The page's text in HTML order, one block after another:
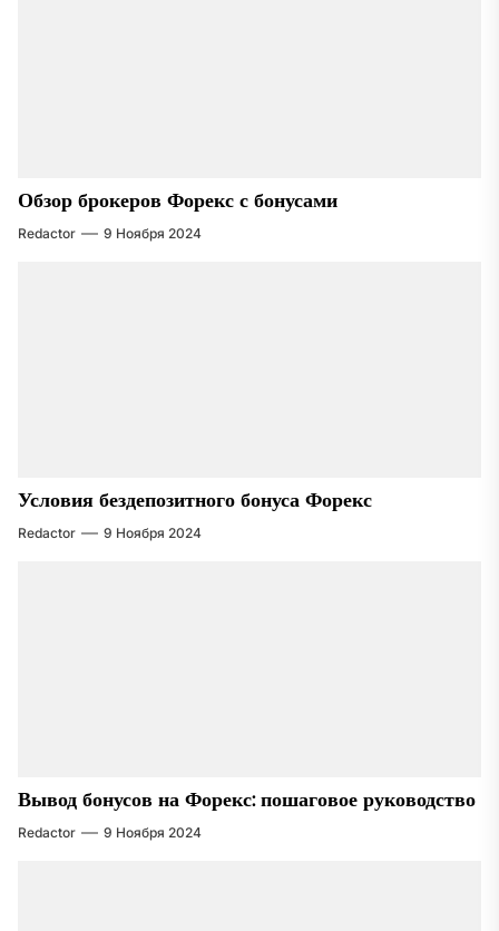
Обзор брокеров Форекс с бонусами
Redactor 9 Ноября 2024
Условия бездепозитного бонуса Форекс
Redactor 9 Ноября 2024
Вывод бонусов на Форекс: пошаговое руководство
Redactor 9 Ноября 2024